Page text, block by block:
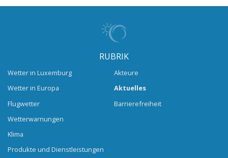
RUBRIK
Wetter in Luxemburg
Wetter in Europa
Flugwetter
Wetterwarnungen
Klima
Produkte und Dienstleistungen
Akteure
Aktuelles
Barrierefreiheit